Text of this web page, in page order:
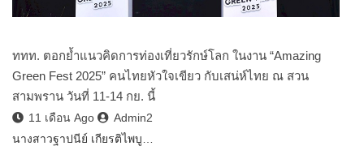
ททท. ตอกย้ำแนวคิดการท่องเที่ยวรักษ์โลก ในงาน “Amazing
Green Fest 2025” คนไทยหัวใจเขียว กับเสน่ห์ไทย ณ สวน
สามพราน วันที่ 11-14 กย. นี้
11 เดือน Ago
Admin2
นางสาวฐาปนีย์ เกียรติไพบู…